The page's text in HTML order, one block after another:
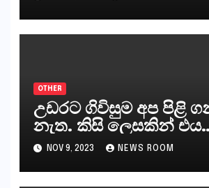
කරන්නන්,කැලෑපාළුවන්,
නියෝජිතයින්
OTHER
උඩරට ගිවිසුම අප පිළි
නැත. කිසි ලෙසකින් එය
නීත්‍යානුකූල ලියවිල්ලක්
සිංහල ප්‍රතිපත්ති
ජනාධිපති දැන් වූ
NOV 9, 2023 NEWS ROOM